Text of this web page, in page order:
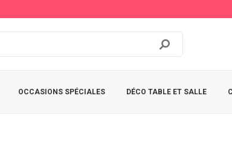
OCCASIONS SPÉCIALES DÉCO TABLE ET SALLE